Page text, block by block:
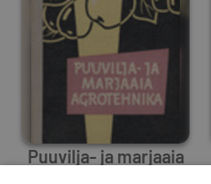
Puuvilja- ja marjaaia